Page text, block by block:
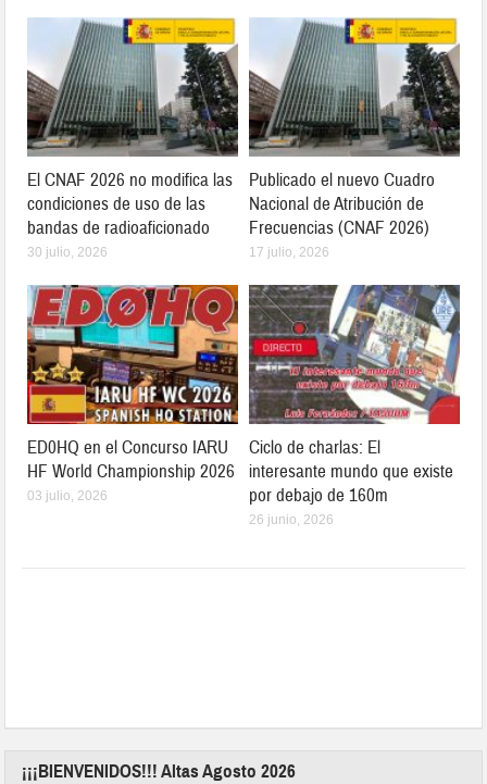
El CNAF 2026 no modifica las
condiciones de uso de las
bandas de radioaficionado
30 julio, 2026
Publicado el nuevo Cuadro
Nacional de Atribución de
Frecuencias (CNAF 2026)
17 julio, 2026
ED0HQ en el Concurso IARU
HF World Championship 2026
03 julio, 2026
Ciclo de charlas: El
interesante mundo que existe
por debajo de 160m
26 junio, 2026
¡¡¡BIENVENIDOS!!! Altas Agosto 2026